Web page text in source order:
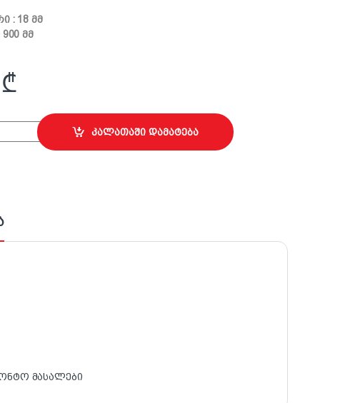
: 18 მმ
მმ
₾
ბურღი; 18x900მმ quantityკალათაში დამატება
მასალები